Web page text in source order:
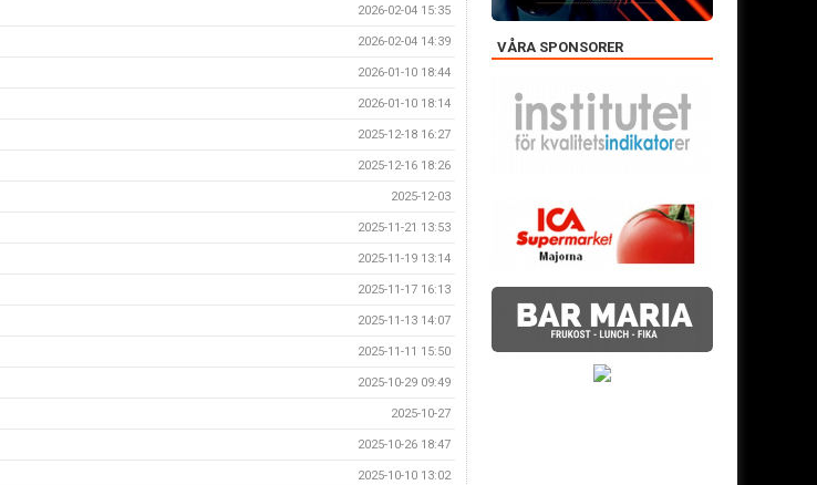
2026-02-04 15:35
2026-02-04 14:39
2026-01-10 18:44
2026-01-10 18:14
2025-12-18 16:27
2025-12-16 18:26
2025-12-03
2025-11-21 13:53
2025-11-19 13:14
2025-11-17 16:13
2025-11-13 14:07
2025-11-11 15:50
2025-10-29 09:49
2025-10-27
2025-10-26 18:47
2025-10-10 13:02
VÅRA SPONSORER